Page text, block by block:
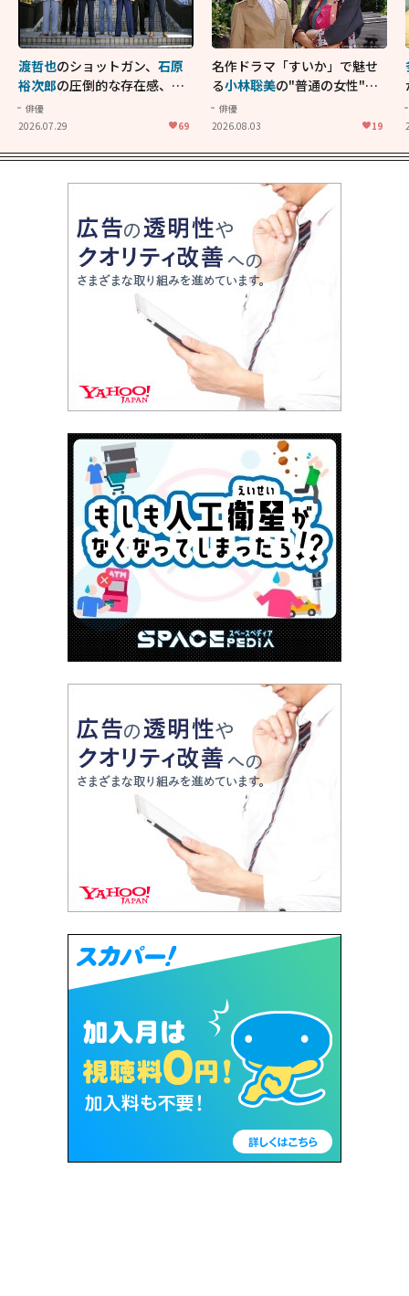
渡哲也のショットガン、 石原
裕次郎の圧倒的な存在感、 舘
ひろし
ン！"大門軍団"のカッコよさ
II」
俳優
2026.07.29
69
名作ドラマ「すいか」で魅せ
る小林聡美の"普通の女性"が
大人に刺さる...映画「かもめ
食堂」にも通じる静かな芝居
俳優
2026.08.03
19